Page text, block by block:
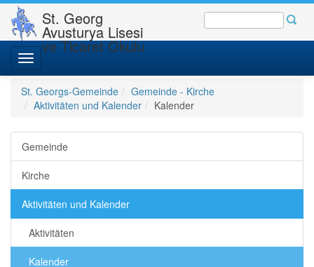
St. Georg
Avusturya Lisesi
ve Ticaret Okulu
Toggle
navigation
St. Georgs-Gemeinde
Gemeinde - Kirche
Aktivitäten und Kalender
Kalender
Gemeinde
Kirche
Aktivitäten und Kalender
Aktivitäten
Kalender